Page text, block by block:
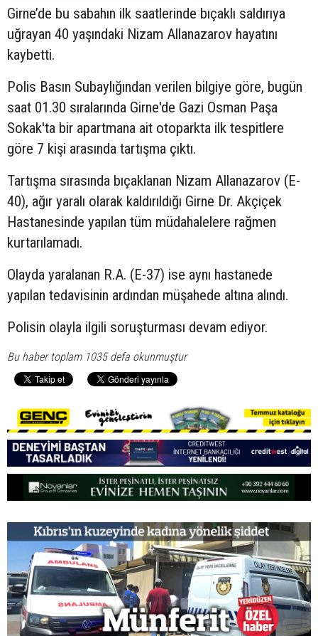
Girne’de bu sabahın ilk saatlerinde bıçaklı saldırıya
uğrayan 40 yaşındaki Nizam Allanazarov hayatını
kaybetti.
Polis Basın Subaylığından verilen bilgiye göre, bugün
saat 01.30 sıralarında Girne'de Gazi Osman Paşa
Sokak'ta bir apartmana ait otoparkta ilk tespitlere
göre 7 kişi arasında tartışma çıktı.
Tartışma sırasında bıçaklanan Nizam Allanazarov (E-
40), ağır yaralı olarak kaldırıldığı Girne Dr. Akçiçek
Hastanesinde yapılan tüm müdahalelere rağmen
kurtarılamadı.
Olayda yaralanan R.A. (E-37) ise aynı hastanede
yapılan tedavisinin ardından müşahede altına alındı.
Polisin olayla ilgili soruşturması devam ediyor.
Bu haber toplam 1035 defa okunmuştur